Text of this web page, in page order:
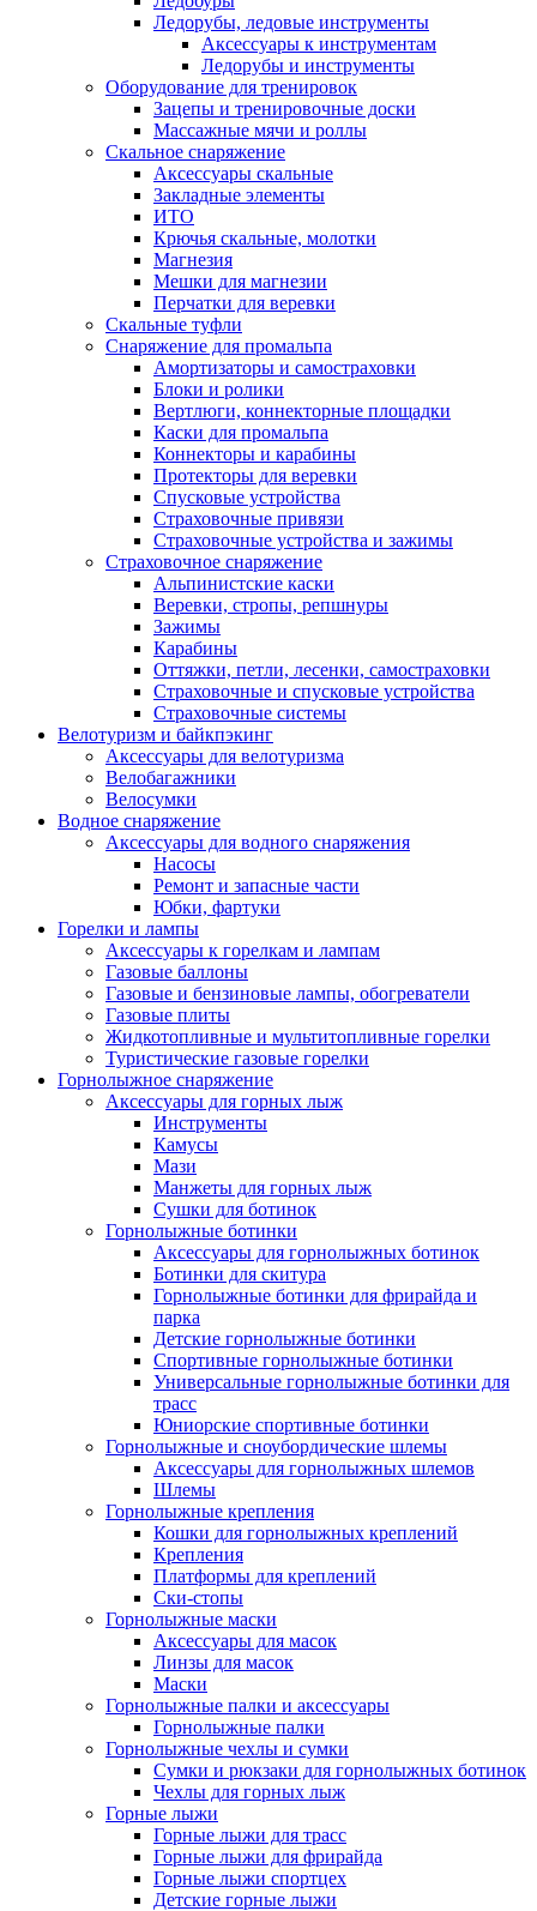
Ледорубы, ледовые инструменты
Аксессуары к инструментам
Ледорубы и инструменты
Оборудование для тренировок
Зацепы и тренировочные доски
Массажные мячи и роллы
Скальное снаряжение
Аксессуары скальные
Закладные элементы
ИТО
Крючья скальные, молотки
Магнезия
Мешки для магнезии
Перчатки для веревки
Скальные туфли
Снаряжение для промальпа
Амортизаторы и самостраховки
Блоки и ролики
Вертлюги, коннекторные площадки
Каски для промальпа
Коннекторы и карабины
Протекторы для веревки
Спусковые устройства
Страховочные привязи
Страховочные устройства и зажимы
Страховочное снаряжение
Альпинистские каски
Веревки, стропы, репшнуры
Зажимы
Карабины
Оттяжки, петли, лесенки, самостраховки
Страховочные и спусковые устройства
Страховочные системы
Велотуризм и байкпэкинг
Аксессуары для велотуризма
Велобагажники
Велосумки
Водное снаряжение
Аксессуары для водного снаряжения
Насосы
Ремонт и запасные части
Юбки, фартуки
Горелки и лампы
Аксессуары к горелкам и лампам
Газовые баллоны
Газовые и бензиновые лампы, обогреватели
Газовые плиты
Жидкотопливные и мультитопливные горелки
Туристические газовые горелки
Горнолыжное снаряжение
Аксессуары для горных лыж
Инструменты
Камусы
Мази
Манжеты для горных лыж
Сушки для ботинок
Горнолыжные ботинки
Аксессуары для горнолыжных ботинок
Ботинки для скитура
Горнолыжные ботинки для фрирайда и
парка
Детские горнолыжные ботинки
Спортивные горнолыжные ботинки
Универсальные горнолыжные ботинки для
трасс
Юниорские спортивные ботинки
Горнолыжные и сноубордические шлемы
Аксессуары для горнолыжных шлемов
Шлемы
Горнолыжные крепления
Кошки для горнолыжных креплений
Крепления
Платформы для креплений
Ски-стопы
Горнолыжные маски
Аксессуары для масок
Линзы для масок
Маски
Горнолыжные палки и аксессуары
Горнолыжные палки
Горнолыжные чехлы и сумки
Сумки и рюкзаки для горнолыжных ботинок
Чехлы для горных лыж
Горные лыжи
Горные лыжи для трасс
Горные лыжи для фрирайда
Горные лыжи спортцех
Детские горные лыжи